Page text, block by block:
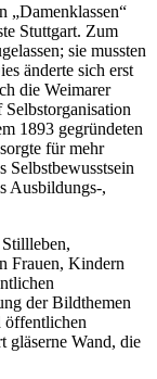
Uli Rothfuss
Schwiers
„Damenklassen“
Stuttgart. Zum
sie mussten
änderte sich erst
die Weimarer
1893 gegründeten
für mehr
Selbstbewusstsein
Ausbildungs-,
Frauen, Kindern
der Bildthemen
öffentlichen
gläserne Wand, die